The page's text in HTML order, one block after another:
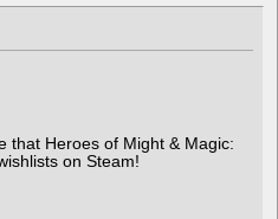
that Heroes of Might & Magic:
on Steam!